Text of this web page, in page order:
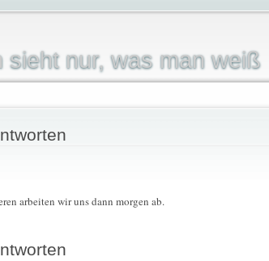
nur, was man weiß
arbeiten wir uns dann morgen ab.